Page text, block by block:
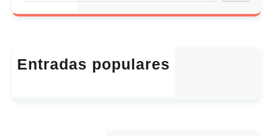
a
Entradas populares
Hello world!